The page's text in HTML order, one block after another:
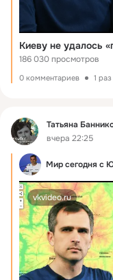
186 030 просмотров
0 комментариев 1
Фид Татьяна
вчера 22:25
Мир сегодня с
vkvideo.ru